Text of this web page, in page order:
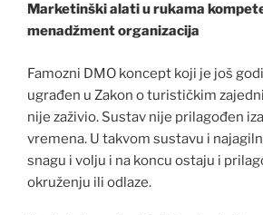
Marketinški alati u rukama
menadžment organizacija
Famozni DMO koncept koji je još
ugrađen u Zakon o turističkim
nije zaživio. Sustav nije prilagođen
vremena. U takvom sustavu i
snagu i volju i na koncu ostaju i
okruženju ili odlaze.